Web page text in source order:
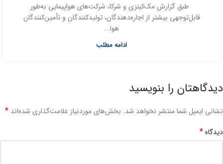
طبق گزارش مک‌کینزی و شرکا، شرکت‌های هواپیمایی به‌طور
قابل‌توجهی بیشتر از اجاره‌دهندگان، تولیدکنندگان و تأمین‌کنندگان
هوا...
ادامه مطلب
دیدگاهتان را بنویسید
نشانی ایمیل شما منتشر نخواهد شد. بخش‌های موردنیاز علامت‌گذاری شده‌اند *
دیدگاه*